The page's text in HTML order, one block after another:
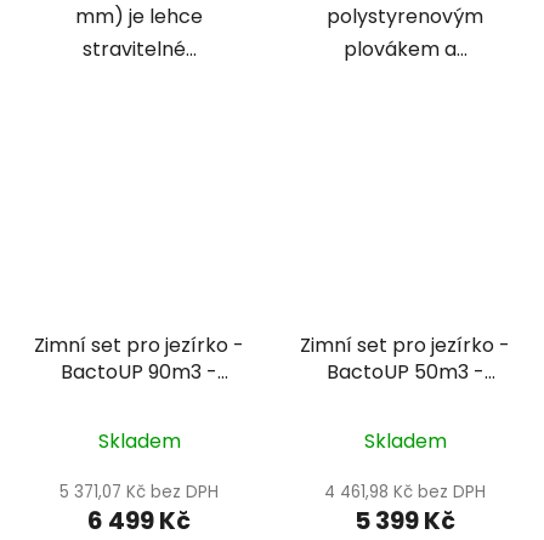
mm) je lehce
stravitelné...
polystyrenovým
plovákem a...
Zimní set pro jezírko -
BactoUP 90m3 -
Skladem
5 371,07 Kč bez DPH
6 499 Kč
Zimní set pro jezírko -
BactoUP 50m3 -
Skladem
4 461,98 Kč bez DPH
5 399 Kč